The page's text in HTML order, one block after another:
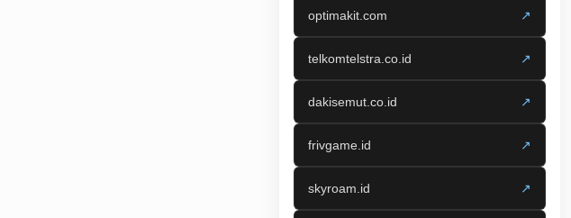
optimakit.com ↗
telkomtelstra.co.id ↗
dakisemut.co.id ↗
frivgame.id ↗
skyroam.id ↗